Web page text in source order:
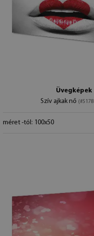
Üvegképek
Szív ajkak nő
méret -tól: 100x50